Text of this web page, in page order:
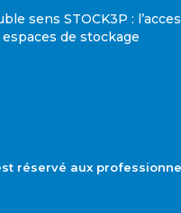
sens STOCK3P :
de stockage
réservé aux